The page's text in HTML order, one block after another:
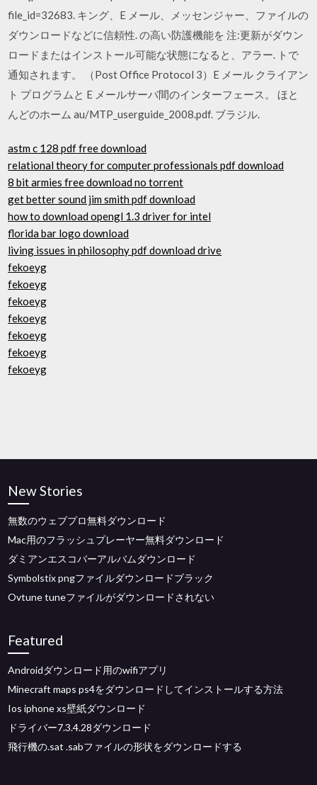
file_id=32683. キング、E メール、メッセンジャー、ファイルの
ダウンロードなどに信頼性. の高い防護機能を 注:更新がダウン
ロードまたはインストール可能な状態になると、アラー. トで
通知されます。 （Post Office Protocol 3）E メール クライアン
ト プログラムと E メールサーバ間のインターフェース。 ほと
んどのホーム au/MTP_userguide_2008.pdf. ブラジル.
astm c 128 pdf free download
relational theory for computer professionals pdf download
8 bit armies free download no torrent
get better sound jim smith pdf download
how to download opengl 1.3 driver for intel
florida bar logo download
living issues in philosophy pdf download drive
fekoeyg
fekoeyg
fekoeyg
fekoeyg
fekoeyg
fekoeyg
fekoeyg
New Stories
無数のウェブプロ無料ダウンロード
Mac用のフラッシュプレーヤー無料ダウンロード
ダミアンエスコバーアルバムダウンロード
Symbolstix pngファイルダウンロードブラック
Ovtune tuneファイルがダウンロードされない
Featured
Androidダウンロード用のwifiアプリ
Minecraft maps ps4をダウンロードしてインストールする方法
Ios iphone xs壁紙ダウンロード
ドライバー7.3.4.28ダウンロード
飛行機の.sat .sabファイルの形状をダウンロードする